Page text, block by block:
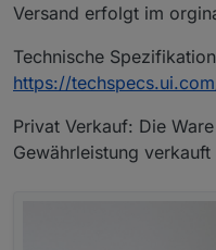
Versand erfolgt im
Technische
https://
Privat Verkauf: Die
Gewährleistung verkauft